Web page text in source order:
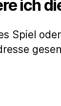
ich
Spiel